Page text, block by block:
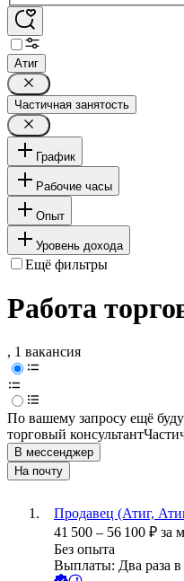
Атиг
Частичная занятость
График
Рабочие часы
Опыт
Уровень дохода
Ещё фильтры
Работа
, 1 вакансия
По вашему запросу ещё
торговый консультант
В мессенджер
На почту
Продавец (Атиг,
41 500 – 56 100 ₽ за
Без опыта
Выплаты: Два раза в